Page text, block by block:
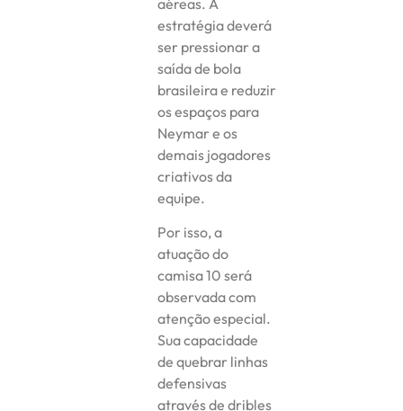
estratégia deverá
ser pressionar a
saída de bola
brasileira e reduzir
os espaços para
Neymar e os
demais jogadores
criativos da
equipe.
Por isso, a
atuação do
camisa 10 será
observada com
atenção especial.
Sua capacidade
de quebrar linhas
defensivas
através de dribles